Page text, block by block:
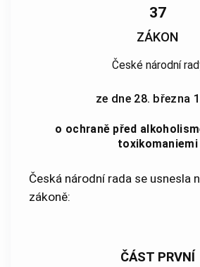
37
ZÁKON
České národní
ze dne 28. března
o ochraně před
toxikomaniemi
Česká národní rada se usnesla
zákoně:
ČÁST PRVNÍ